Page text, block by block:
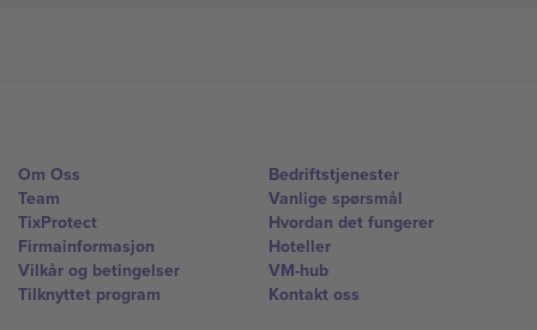
Om Oss
Team
TixProtect
Firmainformasjon
Vilkår og betingelser
Tilknyttet program
Bedriftstjenester
Vanlige spørsmål
Hvordan det fungerer
Hoteller
VM-hub
Kontakt oss